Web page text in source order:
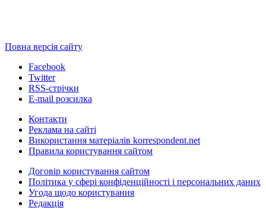
Повна версія сайту
Facebook
Twitter
RSS-стрічки
E-mail розсилка
Контакти
Реклама на сайті
Використання матеріалів korrespondent.net
Правила користування сайтом
Договір користування сайтом
Політика у сфері конфіденційності і персональних даних
Угода щодо користування
Редакція